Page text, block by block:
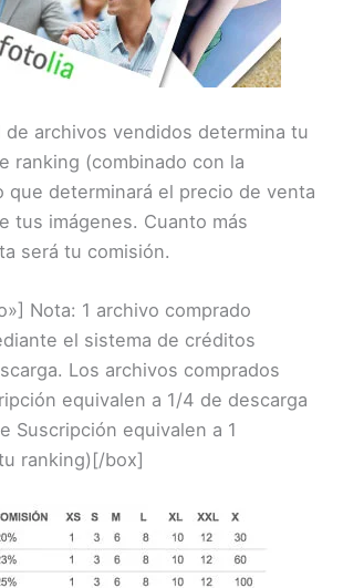
de archivos vendidos determina tu
ranking (combinado con la
que determinará el precio de venta
tus imágenes. Cuanto más
será tu comisión.
Nota: 1 archivo comprado
el sistema de créditos
Los archivos comprados
equivalen a 1/4 de descarga
Suscripción equivalen a 1
ranking)[/box]